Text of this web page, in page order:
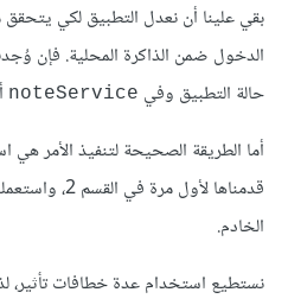
بقي علينا أن نعدل التطبيق لكي
الدخول ضمن الذاكرة المحلية. فإن
حالة التطبيق وفي noteService
أما الطريقة الصحيحة لتنفيذ الأمر هي
قدمناها لأول
الخادم.
نستطيع استخدام عدة خطافات تأثير،